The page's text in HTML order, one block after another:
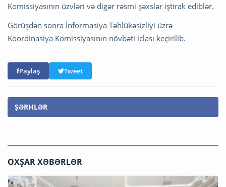
Komissiyasının üzvləri və digər rəsmi şəxslər iştirak ediblər.
Görüşdən sonra İnformasiya Təhlükəsizliyi üzrə
Koordinasiya Komissiyasının növbəti iclası keçirilib.
Paylaş Tweet
ŞƏRHLƏR
OXŞAR XƏBƏRLƏR